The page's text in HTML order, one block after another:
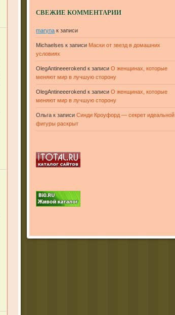
СВЕЖИЕ КОММЕНТАРИИ
maryna к записи
Michaelses к записи Маски от звезд в домашних
условиях
OlegAntineeerokend к записиО женщинах, которые
меняют мир в лучшую сторону
OlegAntineeerokend к записиО женщинах, которые
меняют мир в лучшую сторону
Ольга к записиСинди Кроуфорд — секрет идеальной
фигуры раскрыт